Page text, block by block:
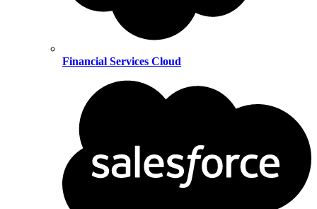
Financial Services Cloud